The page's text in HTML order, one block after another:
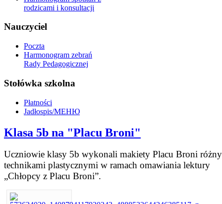
rodzicami i konsultacji
Nauczyciel
Poczta
Harmonogram zebrań
Rady Pedagogicznej
Stołówka szkolna
Płatności
Jadłospis/МЕНЮ
Klasa 5b na "Placu Broni"
Uczniowie klasy 5b wykonali makiety Placu Broni
technikami plastycznymi w ramach omawiania lektury
„Chłopcy z Placu Broni”.